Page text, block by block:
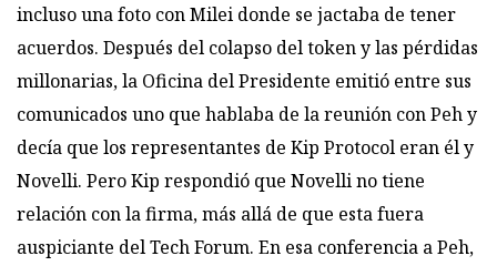
incluso una foto con Milei donde se jactaba de tener
acuerdos. Después del colapso del token y las pérdidas
millonarias, la Oficina del Presidente emitió entre sus
comunicados uno que hablaba de la reunión con Peh y
decía que los representantes de Kip Protocol eran él y
Novelli. Pero Kip respondió que Novelli no tiene
relación con la firma, más allá de que esta fuera
auspiciante del Tech Forum. En esa conferencia a Peh,